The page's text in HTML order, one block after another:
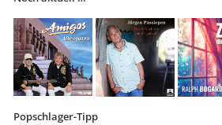
Popschlager-Tipp